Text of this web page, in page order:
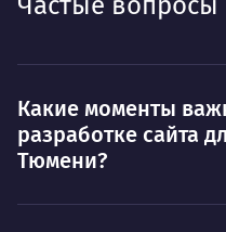
Какие моменты
разработке сайта
Тюмени?